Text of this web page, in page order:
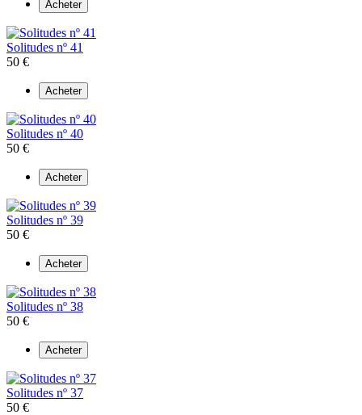
Acheter
Solitudes nº 41
50 €
Acheter
Solitudes nº 40
50 €
Acheter
Solitudes nº 39
50 €
Acheter
Solitudes nº 38
50 €
Acheter
Solitudes nº 37
50 €